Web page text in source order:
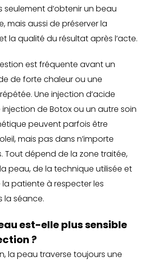
seulement d’obtenir un beau
mais aussi de préserver la
la qualité du résultat après l’acte.
est fréquente avant un
de forte chaleur ou une
Une injection d’acide
de Botox ou un autre soin
peuvent parfois être
mais pas dans n’importe
Tout dépend de la zone traitée,
peau, de la technique utilisée et
patiente à respecter les
la séance.
est-elle plus sensible
?
la peau traverse toujours une